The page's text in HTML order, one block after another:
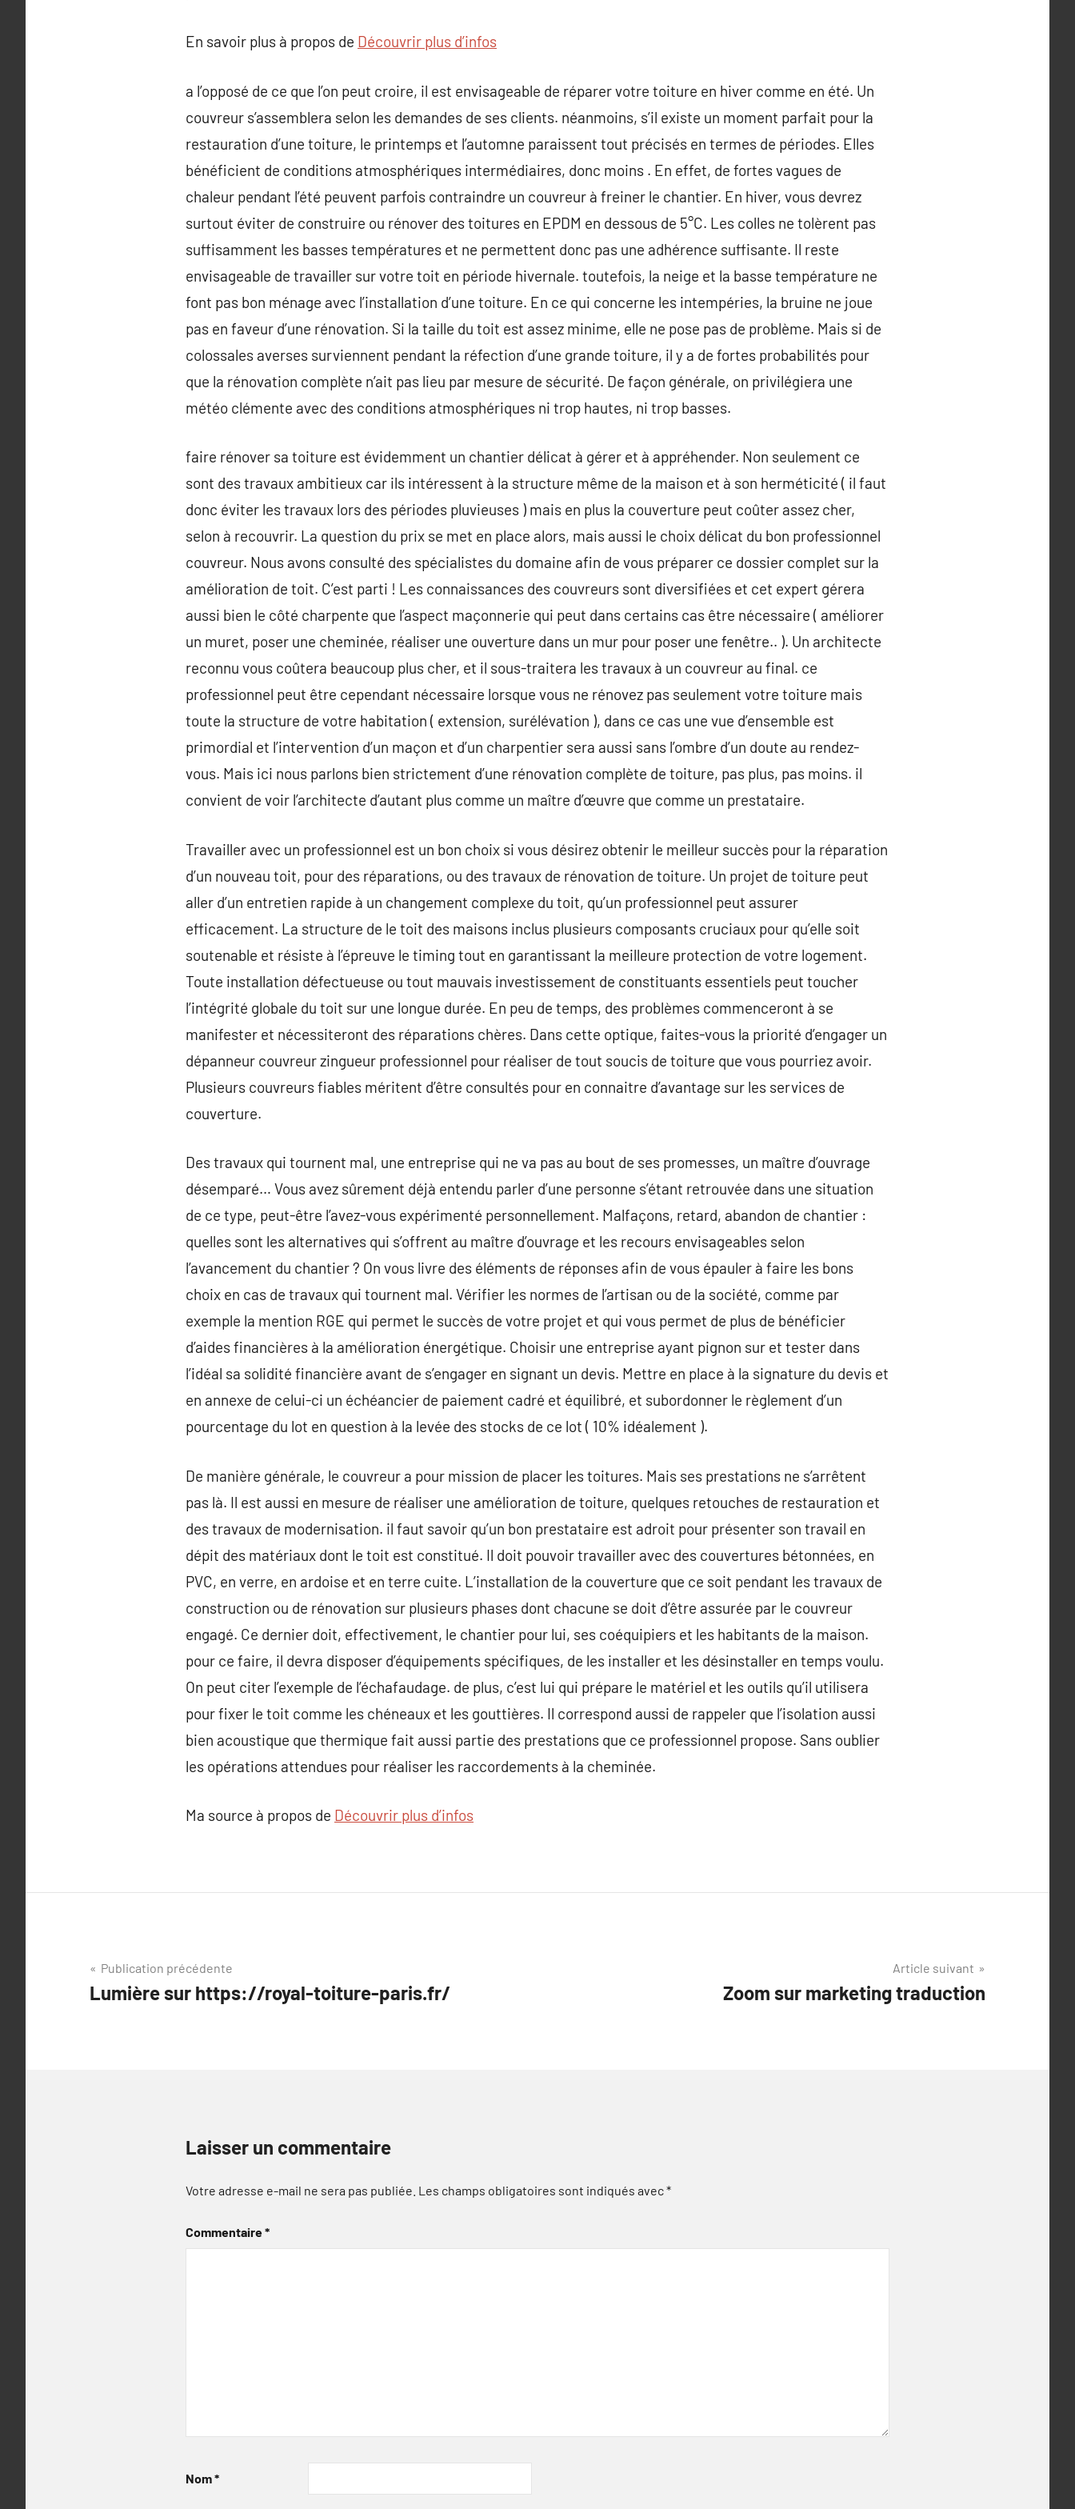
En savoir plus à propos de Découvrir plus d’infos
a l’opposé de ce que l’on peut croire, il est envisageable de réparer votre toiture en hiver comme en été. Un
couvreur s’assemblera selon les demandes de ses clients. néanmoins, s’il existe un moment parfait pour la
restauration d’une toiture, le printemps et l’automne paraissent tout précisés en termes de périodes. Elles
bénéficient de conditions atmosphériques intermédiaires, donc moins . En effet, de fortes vagues de
chaleur pendant l’été peuvent parfois contraindre un couvreur à freiner le chantier. En hiver, vous devrez
surtout éviter de construire ou rénover des toitures en EPDM en dessous de 5°C. Les colles ne tolèrent pas
suffisamment les basses températures et ne permettent donc pas une adhérence suffisante. Il reste
envisageable de travailler sur votre toit en période hivernale. toutefois, la neige et la basse température ne
font pas bon ménage avec l’installation d’une toiture. En ce qui concerne les intempéries, la bruine ne joue
pas en faveur d’une rénovation. Si la taille du toit est assez minime, elle ne pose pas de problème. Mais si de
colossales averses surviennent pendant la réfection d’une grande toiture, il y a de fortes probabilités pour
que la rénovation complète n’ait pas lieu par mesure de sécurité. De façon générale, on privilégiera une
météo clémente avec des conditions atmosphériques ni trop hautes, ni trop basses.
faire rénover sa toiture est évidemment un chantier délicat à gérer et à appréhender. Non seulement ce
sont des travaux ambitieux car ils intéressent à la structure même de la maison et à son herméticité ( il faut
donc éviter les travaux lors des périodes pluvieuses ) mais en plus la couverture peut coûter assez cher,
selon à recouvrir. La question du prix se met en place alors, mais aussi le choix délicat du bon professionnel
couvreur. Nous avons consulté des spécialistes du domaine afin de vous préparer ce dossier complet sur la
amélioration de toit. C’est parti ! Les connaissances des couvreurs sont diversifiées et cet expert gérera
aussi bien le côté charpente que l’aspect maçonnerie qui peut dans certains cas être nécessaire ( améliorer
un muret, poser une cheminée, réaliser une ouverture dans un mur pour poser une fenêtre.. ). Un architecte
reconnu vous coûtera beaucoup plus cher, et il sous-traitera les travaux à un couvreur au final. ce
professionnel peut être cependant nécessaire lorsque vous ne rénovez pas seulement votre toiture mais
toute la structure de votre habitation ( extension, surélévation ), dans ce cas une vue d’ensemble est
primordial et l’intervention d’un maçon et d’un charpentier sera aussi sans l’ombre d’un doute au rendez-
vous. Mais ici nous parlons bien strictement d’une rénovation complète de toiture, pas plus, pas moins. il
convient de voir l’architecte d’autant plus comme un maître d’œuvre que comme un prestataire.
Travailler avec un professionnel est un bon choix si vous désirez obtenir le meilleur succès pour la réparation
d’un nouveau toit, pour des réparations, ou des travaux de rénovation de toiture. Un projet de toiture peut
aller d’un entretien rapide à un changement complexe du toit, qu’un professionnel peut assurer
efficacement. La structure de le toit des maisons inclus plusieurs composants cruciaux pour qu’elle soit
soutenable et résiste à l’épreuve le timing tout en garantissant la meilleure protection de votre logement.
Toute installation défectueuse ou tout mauvais investissement de constituants essentiels peut toucher
l’intégrité globale du toit sur une longue durée. En peu de temps, des problèmes commenceront à se
manifester et nécessiteront des réparations chères. Dans cette optique, faites-vous la priorité d’engager un
dépanneur couvreur zingueur professionnel pour réaliser de tout soucis de toiture que vous pourriez avoir.
Plusieurs couvreurs fiables méritent d’être consultés pour en connaitre d’avantage sur les services de
couverture.
Des travaux qui tournent mal, une entreprise qui ne va pas au bout de ses promesses, un maître d’ouvrage
désemparé… Vous avez sûrement déjà entendu parler d’une personne s’étant retrouvée dans une situation
de ce type, peut-être l’avez-vous expérimenté personnellement. Malfaçons, retard, abandon de chantier :
quelles sont les alternatives qui s’offrent au maître d’ouvrage et les recours envisageables selon
l’avancement du chantier ? On vous livre des éléments de réponses afin de vous épauler à faire les bons
choix en cas de travaux qui tournent mal. Vérifier les normes de l’artisan ou de la société, comme par
exemple la mention RGE qui permet le succès de votre projet et qui vous permet de plus de bénéficier
d’aides financières à la amélioration énergétique. Choisir une entreprise ayant pignon sur et tester dans
l’idéal sa solidité financière avant de s’engager en signant un devis. Mettre en place à la signature du devis et
en annexe de celui-ci un échéancier de paiement cadré et équilibré, et subordonner le règlement d’un
pourcentage du lot en question à la levée des stocks de ce lot ( 10% idéalement ).
De manière générale, le couvreur a pour mission de placer les toitures. Mais ses prestations ne s’arrêtent
pas là. Il est aussi en mesure de réaliser une amélioration de toiture, quelques retouches de restauration et
des travaux de modernisation. il faut savoir qu’un bon prestataire est adroit pour présenter son travail en
dépit des matériaux dont le toit est constitué. Il doit pouvoir travailler avec des couvertures bétonnées, en
PVC, en verre, en ardoise et en terre cuite. L’installation de la couverture que ce soit pendant les travaux de
construction ou de rénovation sur plusieurs phases dont chacune se doit d’être assurée par le couvreur
engagé. Ce dernier doit, effectivement, le chantier pour lui, ses coéquipiers et les habitants de la maison.
pour ce faire, il devra disposer d’équipements spécifiques, de les installer et les désinstaller en temps voulu.
On peut citer l’exemple de l’échafaudage. de plus, c’est lui qui prépare le matériel et les outils qu’il utilisera
pour fixer le toit comme les chéneaux et les gouttières. Il correspond aussi de rappeler que l’isolation aussi
bien acoustique que thermique fait aussi partie des prestations que ce professionnel propose. Sans oublier
les opérations attendues pour réaliser les raccordements à la cheminée.
Ma source à propos de Découvrir plus d’infos
Navigation
de
Publication précédente
Lumière sur https://royal-toiture-paris.fr/
Article suivant
Zoom sur marketing traduction
Laisser un commentaire
Votre adresse e-mail ne sera pas publiée. Les champs obligatoires sont indiqués avec*
Commentaire*
Nom*